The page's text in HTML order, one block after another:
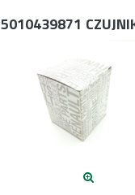
5010439871